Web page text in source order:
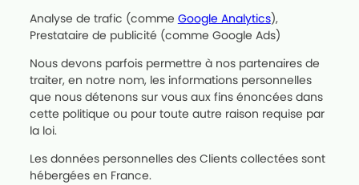
Analyse de trafic (comme Google Analytics),
Prestataire de publicité (comme Google Ads)
Nous devons parfois permettre à nos partenaires de
traiter, en notre nom, les informations personnelles
que nous détenons sur vous aux fins énoncées dans
cette politique ou pour toute autre raison requise par
la loi.
Les données personnelles des Clients collectées sont
hébergées en France.